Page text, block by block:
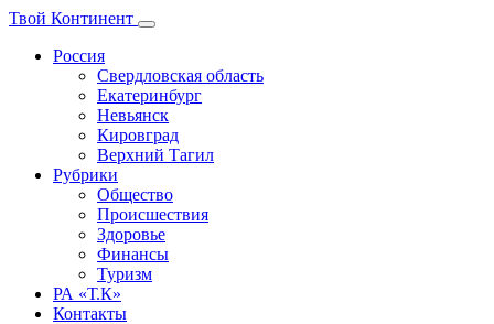
Твой Континент
Россия
Свердловская область
Екатеринбург
Невьянск
Кировград
Верхний Тагил
Рубрики
Общество
Происшествия
Здоровье
Финансы
Туризм
РА «Т.К»
Контакты